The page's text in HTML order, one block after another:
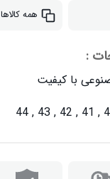
همه کالاها
: